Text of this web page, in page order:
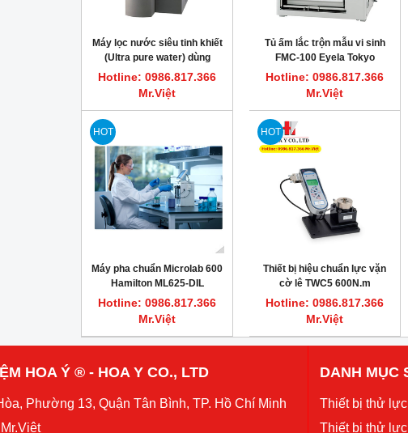
Máy lọc nước siêu tinh khiết
(Ultra pure water) dùng
phòng thí nghiệm sinh học,
New Human UP900
Hotline: 0986.817.366
Mr.Việt
Tủ ấm lắc trộn mẫu vi sinh
FMC-100 Eyela Tokyo
Rikakikai
Hotline: 0986.817.366
Mr.Việt
HOT
Máy pha chuẩn Microlab 600
Hamilton ML625-DIL
Hotline: 0986.817.366
Mr.Việt
HOT
Thiết bị hiệu chuẩn lực vặn
cờ lê TWC5 600N.m
Mecmesin PPT
Hotline: 0986.817.366
Mr.Việt
HOA Ý ® - HOA Y CO., LTD
Phường 13, Quận Tân Bình, TP. Hồ Chí Minh
DANH MỤC
Thiết bị thử lực
Thiết bị thử